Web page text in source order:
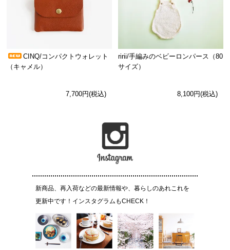
CINQ/コンパクトウォレット
（キャメル）
7,700円(税込)
ririi/手編みのベビーロンパース（80
サイズ）
8,100円(税込)
新商品、再入荷などの最新情報や、暮らしのあれこれを
更新中です！インスタグラムもCHECK！